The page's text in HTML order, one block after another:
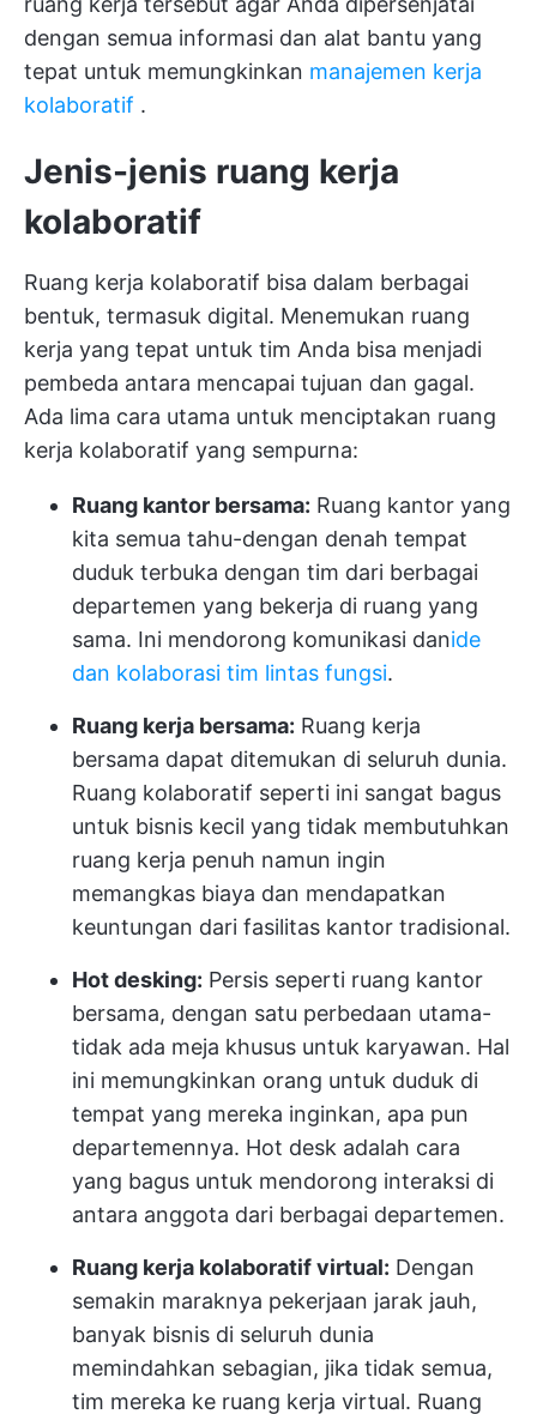
dengan semua informasi dan alat bantu yang
tepat untuk memungkinkan manajemen kerja
kolaboratif .
Jenis-jenis ruang kerja
kolaboratif
Ruang kerja kolaboratif bisa dalam berbagai
bentuk, termasuk digital. Menemukan ruang
kerja yang tepat untuk tim Anda bisa menjadi
pembeda antara mencapai tujuan dan gagal.
Ada lima cara utama untuk menciptakan ruang
kerja kolaboratif yang sempurna:
Ruang kantor bersama: Ruang kantor yang
kita semua tahu-dengan denah tempat
duduk terbuka dengan tim dari berbagai
departemen yang bekerja di ruang yang
sama. Ini mendorong komunikasi danide
dan kolaborasi tim lintas fungsi.
Ruang kerja bersama: Ruang kerja
bersama dapat ditemukan di seluruh dunia.
Ruang kolaboratif seperti ini sangat bagus
untuk bisnis kecil yang tidak membutuhkan
ruang kerja penuh namun ingin
memangkas biaya dan mendapatkan
keuntungan dari fasilitas kantor tradisional.
Hot desking: Persis seperti ruang kantor
bersama, dengan satu perbedaan utama-
tidak ada meja khusus untuk karyawan. Hal
ini memungkinkan orang untuk duduk di
tempat yang mereka inginkan, apa pun
departemennya. Hot desk adalah cara
yang bagus untuk mendorong interaksi di
antara anggota dari berbagai departemen.
Ruang kerja kolaboratif virtual: Dengan
semakin maraknya pekerjaan jarak jauh,
banyak bisnis di seluruh dunia
memindahkan sebagian, jika tidak semua,
tim mereka ke ruang kerja virtual. Ruang